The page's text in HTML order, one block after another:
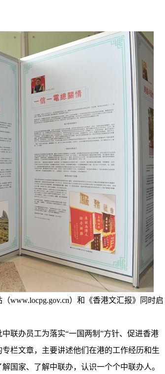
（www.locpg.gov.cn）和《香港文汇报》同时启
联办员工为落实“一国两制”方针、促进香港
栏文章，主要讲述他们在港的工作经历和生
国家、了解中联办，认识一个个中联办人。